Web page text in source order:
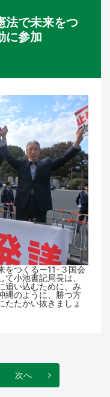
法で未来をつ
に参加
をつくるー11･３国会
小池書記局長は、
追い込むために、み
縄のように、勝つ方
たたかい抜きましょ
次へ